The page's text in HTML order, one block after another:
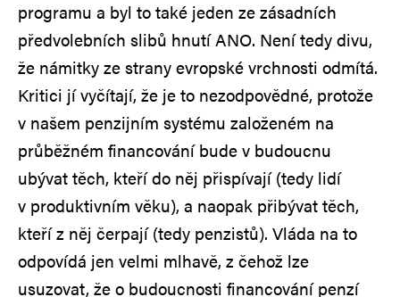
programu a byl to také jeden ze zásadních
předvolebních slibů hnutí ANO. Není tedy divu,
že námitky ze strany evropské vrchnosti odmítá.
Kritici jí vyčítají, že je to nezodpovědné, protože
v našem penzijním systému založeném na
průběžném financování bude v budoucnu
ubývat těch, kteří do něj přispívají (tedy lidí
v produktivním věku), a naopak přibývat těch,
kteří z něj čerpají (tedy penzistů). Vláda na to
odpovídá jen velmi mlhavě, z čehož lze
usuzovat, že o budoucnosti financování penzí